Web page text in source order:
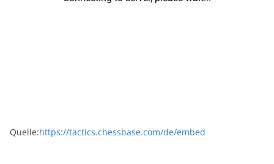
Quelle:https://tactics.chessbase.com/de/embed